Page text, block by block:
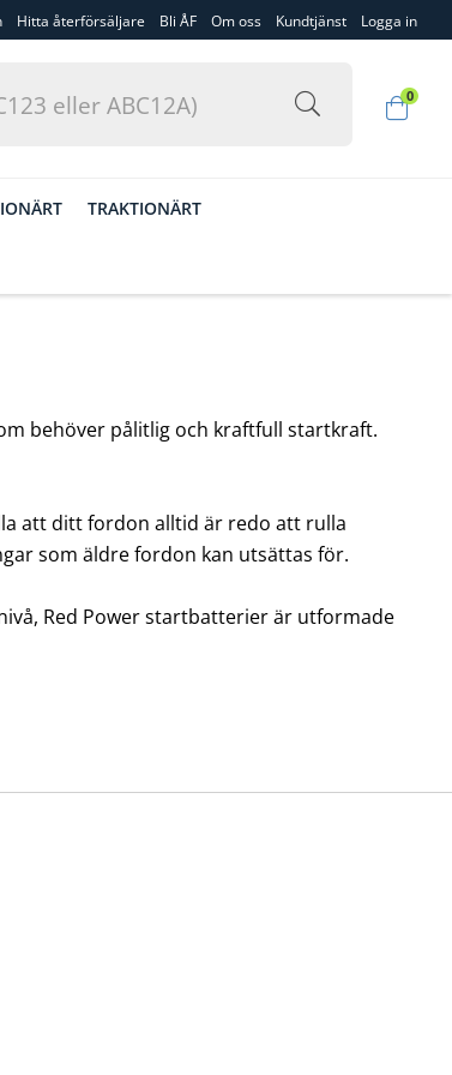
Hitta återförsäljare Bli ÅF Om oss Kundtjänst Logga in
0
TRAKTIONÄRT
behöver pålitlig och kraftfull startkraft.
att ditt fordon alltid är redo att rulla
som äldre fordon kan utsättas för.
Red Power startbatterier är utformade